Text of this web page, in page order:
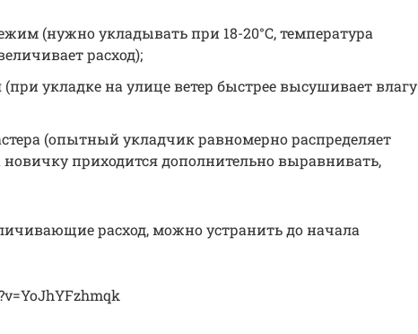
(нужно укладывать при 18-20°С, температура
расход);
укладке на улице ветер быстрее высушивает влагу
(опытный укладчик равномерно распределяет
новичку приходится дополнительно выравнивать,
расход, можно устранить до начала